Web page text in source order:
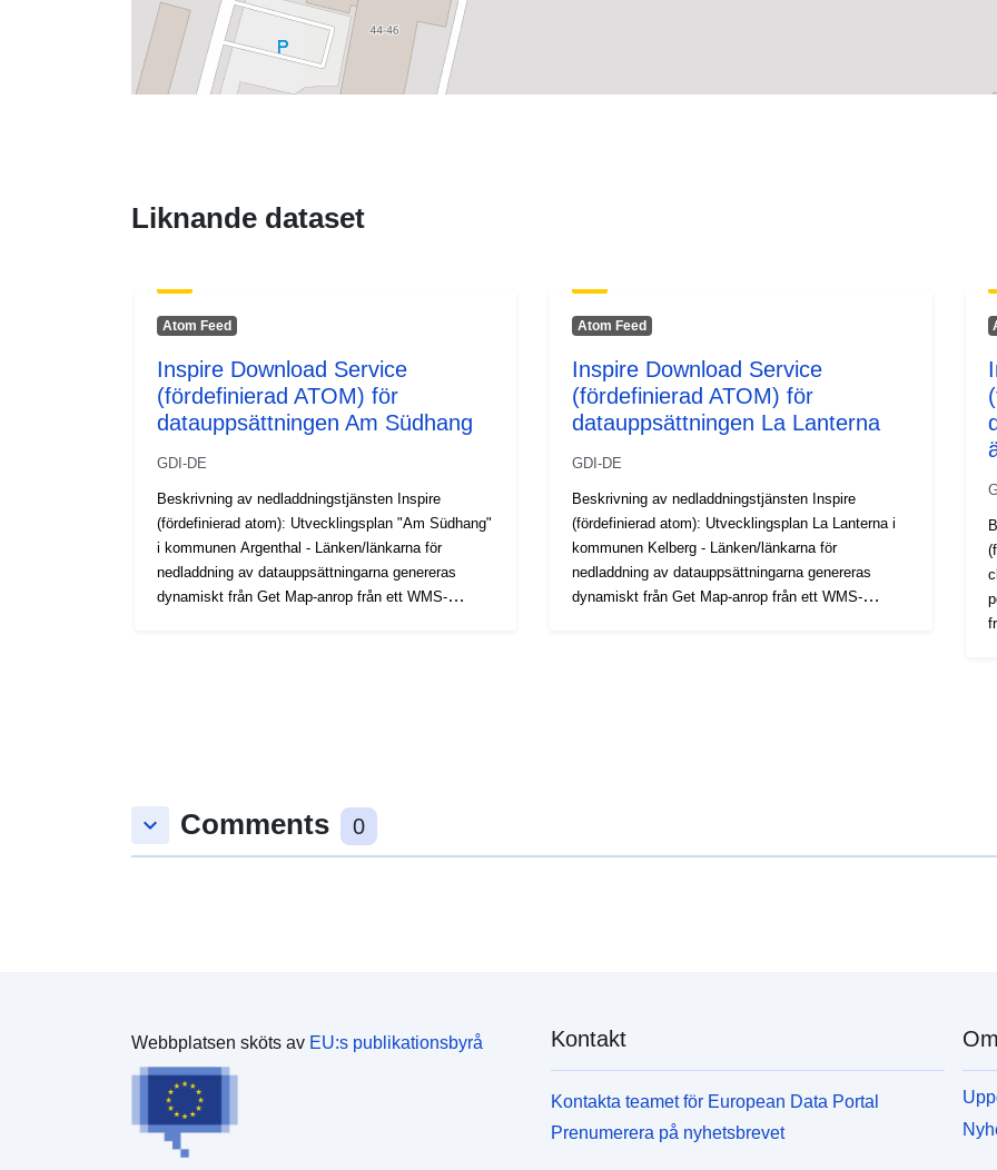
Liknande dataset
Atom Feed
Inspire Download Service
(fördefinierad ATOM) för
datauppsättningen Am Südhang
GDI-DE
Beskrivning av nedladdningstjänsten Inspire
(fördefinierad atom): Utvecklingsplan "Am Südhang"
i kommunen Argenthal - Länken/länkarna för
nedladdning av datauppsättningarna genereras
dynamiskt från Get Map-anrop från ett WMS-
Atom Feed
Inspire Download Service
(fördefinierad ATOM) för
datauppsättningen La Lanterna
GDI-DE
Beskrivning av nedladdningstjänsten Inspire
(fördefinierad atom): Utvecklingsplan La Lanterna i
kommunen Kelberg - Länken/länkarna för
nedladdning av datauppsättningarna genereras
dynamiskt från Get Map-anrop från ett WMS-
keyboard_arrow_down Comments 0
Webbplatsen sköts av EU:s publikationsbyrå Kontakt
Kontakta teamet för European Data Portal
Prenumerera på nyhetsbrevet